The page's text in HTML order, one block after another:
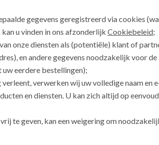
gegevens geregistreerd via cookies
u vinden in ons afzonderlijk Cookiebeleid;
onze diensten als (potentiële) klant of
en andere gegevens noodzakelijk voor
eerdere bestellingen);
verwerken wij uw volledige naam en
en diensten. U kan zich altijd op
te geven, kan een weigering om